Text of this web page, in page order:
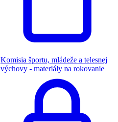
Komisia športu, mládeže a telesnej
výchovy - materiály na rokovanie